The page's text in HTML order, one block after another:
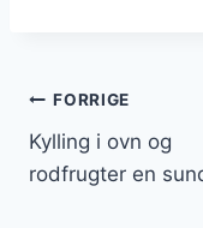
FORRIGE
Kylling i ovn og
rodfrugter en